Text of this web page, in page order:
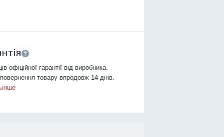
офіційної гарантії від виробника.
товару впродовж 14 днів.